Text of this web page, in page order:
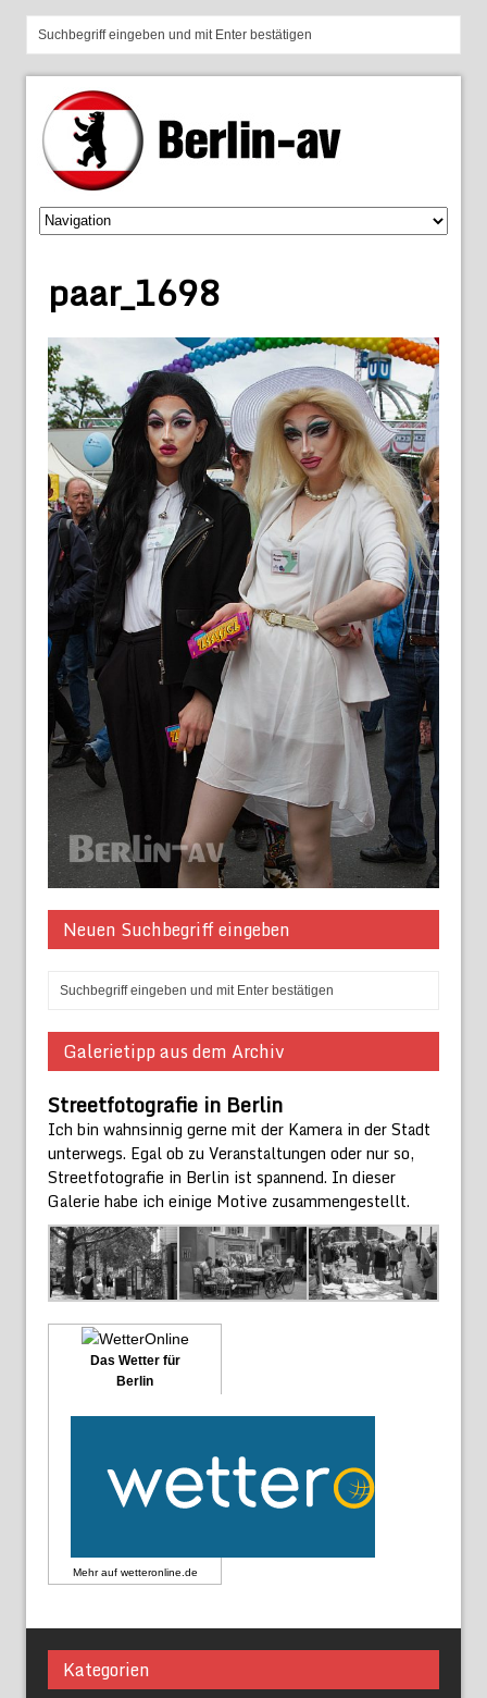
paar_1698
Neuen Suchbegriff eingeben
Galerietipp aus dem Archiv
Streetfotografie in Berlin
Ich bin wahnsinnig gerne mit der Kamera in der Stadt
unterwegs. Egal ob zu Veranstaltungen oder nur so,
Streetfotografie in Berlin ist spannend. In dieser
Galerie habe ich einige Motive zusammengestellt.
Das Wetter für
Berlin
Mehr auf wetteronline.de
Kategorien